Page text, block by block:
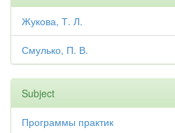
Жукова, Т. Л.
Смулько, П. В.
Subject
Программы практик